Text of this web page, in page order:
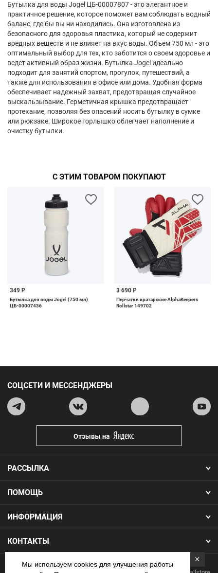
Бутылка для воды Jogel ЦБ-00007807 - это элегантное и
практичное решение, которое поможет вам соблюдать водный
баланс, где бы вы ни находились. Она изготовлена из
безопасного для здоровья пластика, который не содержит
вредных веществ и не влияет на вкус воды. Объем 750 мл - это
оптимальный выбор для тех, кто заботится о своем здоровье и
ведет активный образ жизни. Бутылка Jogel идеально
подходит для занятий спортом, прогулок, путешествий, а
также для использования в офисе или дома. Удобная форма
обеспечивает надежный захват, предотвращая случайное
выскальзывание. Герметичная крышка предотвращает
протекание, позволяя без опасений носить бутылку в сумке
или рюкзаке. Широкое горлышко облегчает наполнение и
очистку бутылки.
С ЭТИМ ТОВАРОМ ПОКУПАЮТ
349 Р
Бутылка для воды Jogel (750 мл)
ЦБ-00007436
3 690 Р
Перчатки вратарские AlphaKeepers
Rollstar 149702
ПОМОЩЬ
ИНФОРМАЦИЯ
КОНТАКТЫ
РАССЫЛКА
СОЦСЕТИ И МЕССЕНДЖЕРЫ
Отзывы на
×
Мы используем cookies для улучшения работы